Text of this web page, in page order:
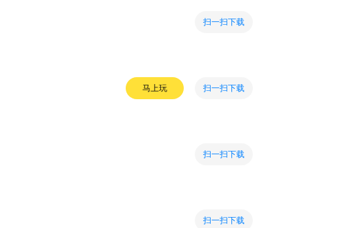
扫一扫下载
马上玩 扫一扫下载
扫一扫下载
扫一扫下载